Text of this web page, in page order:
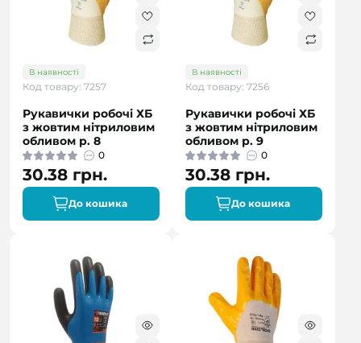
В наявності
Код товару: 7257
Рукавички робочі ХБ
з жовтим нітриловим
обливом р. 8
0
30.38 грн.
До кошика
В наявності
Код товару: 7256
Рукавички робочі ХБ
з жовтим нітриловим
обливом р. 9
0
30.38 грн.
До кошика